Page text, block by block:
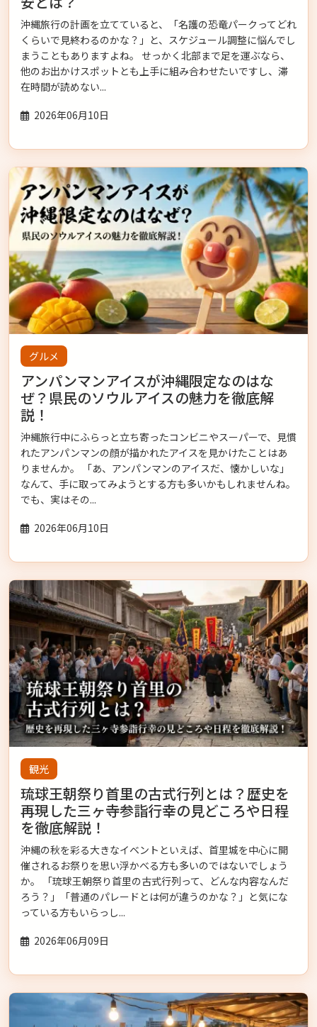
沖縄旅行の計画を立てていると、「名護の恐竜パークってどれ
くらいで見終わるのかな？」と、スケジュール調整に悩んでし
まうこともありますよね。 せっかく北部まで足を運ぶなら、
他のお出かけスポットとも上手に組み合わせたいですし、滞
在時間が読めない...
2026年06月10日
グルメ
アンパンマンアイスが沖縄限定なのはな
ぜ？県民のソウルアイスの魅力を徹底解
説！
沖縄旅行中にふらっと立ち寄ったコンビニやスーパーで、見慣
れたアンパンマンの顔が描かれたアイスを見かけたことはあ
りませんか。 「あ、アンパンマンのアイスだ、懐かしいな」
なんて、手に取ってみようとする方も多いかもしれませんね。
でも、実はその...
2026年06月10日
観光
琉球王朝祭り首里の古式行列とは？歴史を
再現した三ヶ寺参詣行幸の見どころや日程
を徹底解説！
沖縄の秋を彩る大きなイベントといえば、首里城を中心に開
催されるお祭りを思い浮かべる方も多いのではないでしょう
か。 「琉球王朝祭り首里の古式行列って、どんな内容なんだ
ろう？」「普通のパレードとは何が違うのかな？」と気にな
っている方もいらっし...
2026年06月09日